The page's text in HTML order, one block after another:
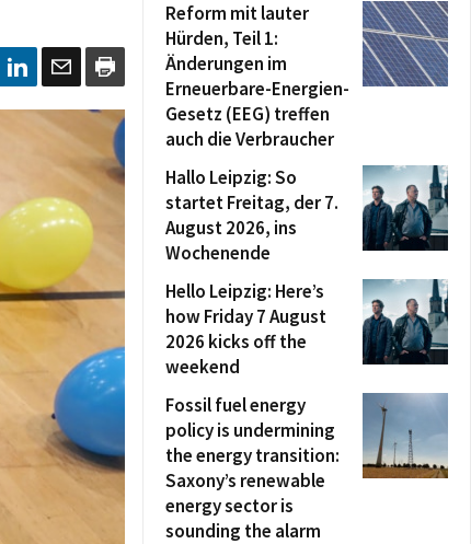
Reform mit lauter
Hürden, Teil 1:
Änderungen im
Erneuerbare-Energien-
Gesetz (EEG) treffen
auch die Verbraucher
Hallo Leipzig: So
startet Freitag, der 7.
August 2026, ins
Wochenende
Hello Leipzig: Here’s
how Friday 7 August
2026 kicks off the
weekend
Fossil fuel energy
policy is undermining
the energy transition:
Saxony’s renewable
energy sector is
sounding the alarm